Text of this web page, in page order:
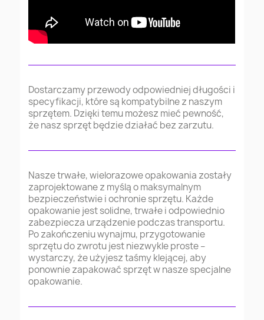
Dostarczamy przewody odpowiedniej długości i
specyfikacji, które są kompatybilne z naszym
sprzętem. Dzięki temu możesz mieć pewność,
że nasz sprzęt będzie działać bez zarzutu.
Nasze trwałe, wielorazowe opakowania zostały
zaprojektowane z myślą o maksymalnym
bezpieczeństwie i ochronie sprzętu. Każde
opakowanie jest solidne, trwałe i odpowiednio
zabezpiecza urządzenie podczas transportu.
Po zakończeniu wynajmu, przygotowanie
sprzętu do zwrotu jest niezwykle proste –
wystarczy, że użyjesz taśmy klejącej, aby
ponownie zapakować sprzęt w nasze specjalne
opakowanie.